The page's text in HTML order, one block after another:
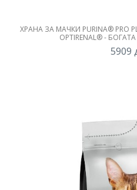
ХРАНА ЗА МАЧКИ PURINA® PRO
OPTIRENAL® -
5909